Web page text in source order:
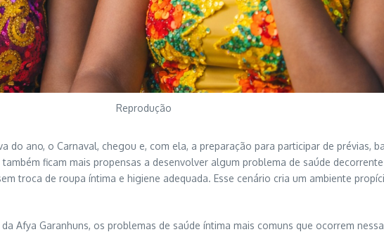
Reprodução
do ano, o Carnaval, chegou e, com ela, a preparação para participar de prévias,
ficam mais propensas a desenvolver algum problema de saúde
troca de roupa íntima e higiene adequada. Esse cenário cria um ambiente
Afya Garanhuns, os problemas de saúde íntima mais comuns que ocorrem